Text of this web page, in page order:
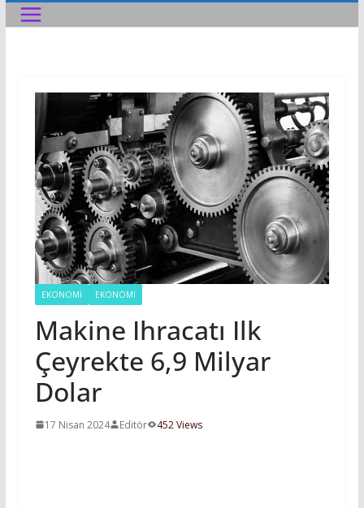
EKONOMI EKONOMİ
Makine Ihracatı Ilk
Çeyrekte 6,9 Milyar
Dolar
17 Nisan 2024 Editör 452 Views